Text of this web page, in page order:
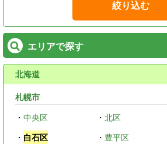
絞り込む
エリアで探す
北海道
札幌市
・ 中央区 ・ 北区
・ 白石区 ・ 豊平区